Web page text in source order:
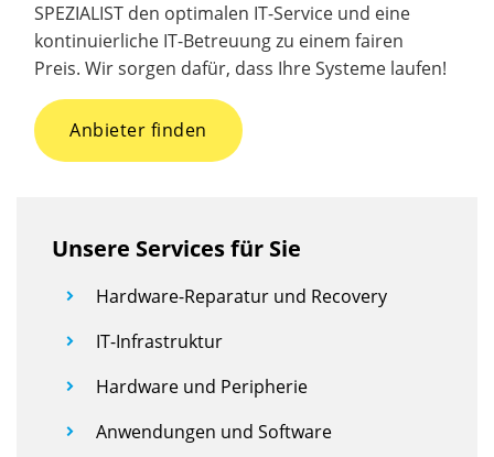
SPEZIALIST den optimalen IT-Service und eine
kontinuierliche IT-Betreuung zu einem fairen
Preis. Wir sorgen dafür, dass Ihre Systeme laufen!
Anbieter finden
Unsere Services für Sie
Hardware-Reparatur und Recovery
IT-Infrastruktur
Hardware und Peripherie
Anwendungen und Software